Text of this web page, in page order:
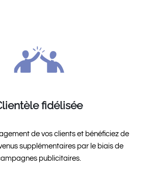
fidélisée
de vos clients et bénéficiez de
supplémentaires par le biais de
publicitaires.